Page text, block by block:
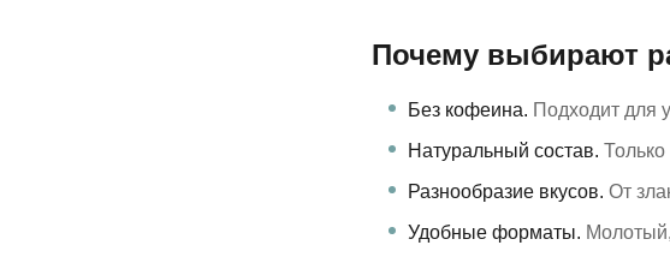
Почему выбирают
Без кофеина. Подходит для
Натуральный состав.
Разнообразие вкусов. От
Удобные форматы.